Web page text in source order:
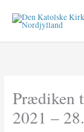
Prædiken
2021 –